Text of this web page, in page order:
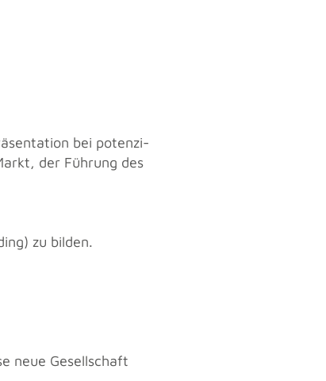
bei po­ten­zi­
der Füh­rung des
zu bil­den.
neue Ge­sell­schaft